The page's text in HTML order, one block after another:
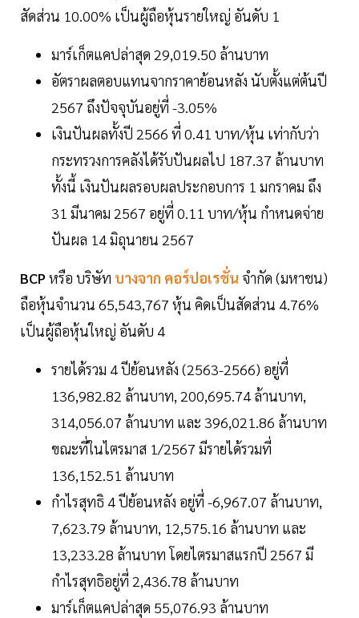
สัดส่วน 10.00% เป็นผู้ถือหุ้นรายใหญ่ อันดับ 1
มาร์เก็ตแคปล่าสุด 29,019.50 ล้านบาท
อัตราผลตอบแทนจากราคาย้อนหลัง นับตั้งแต่ต้นปี
2567 ถึงปัจจุบันอยู่ที่ -3.05%
เงินปันผลทั้งปี 2566 ที่ 0.41 บาท/หุ้น เท่ากับว่า
กระทรวงการคลังได้รับปันผลไป 187.37 ล้านบาท
ทั้งนี้ เงินปันผลรอบผลประกอบการ 1 มกราคม ถึง
31 มีนาคม 2567 อยู่ที่ 0.11 บาท/หุ้น กำหนดจ่าย
ปันผล 14 มิถุนายน 2567
BCP หรือ บริษัท บางจาก คอร์ปอเรชั่น จำกัด (มหาชน)
ถือหุ้นจำนวน 65,543,767 หุ้น คิดเป็นสัดส่วน 4.76%
เป็นผู้ถือหุ้นใหญ่ อันดับ 4
รายได้รวม 4 ปีย้อนหลัง (2563-2566) อยู่ที่
136,982.82 ล้านบาท, 200,695.74 ล้านบาท,
314,056.07 ล้านบาท และ 396,021.86 ล้านบาท
ขณะที่ในไตรมาส 1/2567 มีรายได้รวมที่
136,152.51 ล้านบาท
กำไรสุทธิ 4 ปีย้อนหลัง อยู่ที่ -6,967.07 ล้านบาท,
7,623.79 ล้านบาท, 12,575.16 ล้านบาท และ
13,233.28 ล้านบาท โดยไตรมาสแรกปี 2567 มี
กำไรสุทธิอยู่ที่ 2,436.78 ล้านบาท
มาร์เก็ตแคปล่าสุด 55,076.93 ล้านบาท